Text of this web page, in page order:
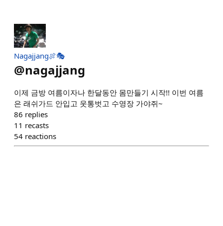
Nagajjang🍖🎭
@nagajjang
이제 금방 여름이자나 한달동안 몸만들기 시작!! 이번 여름
은 래쉬가드 안입고 웃통벗고 수영장 가야쥐~
86 replies
11 recasts
54 reactions